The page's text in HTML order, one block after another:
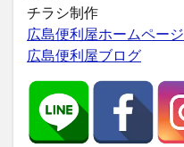
チラシ制作
広島便利屋ホームページ
広島便利屋ブログ